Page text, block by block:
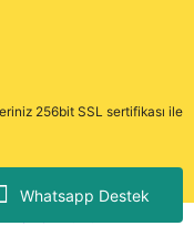
Whatsapp Destek
256bit SSL sertifikası ile